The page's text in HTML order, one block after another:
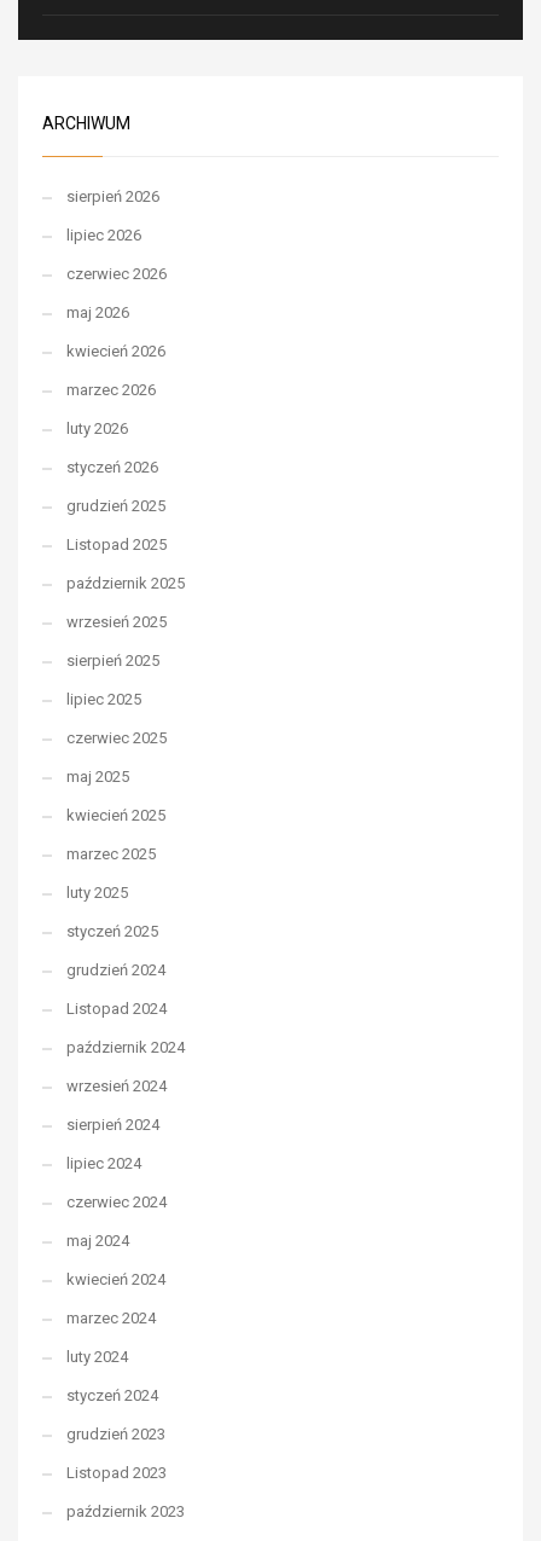
ARCHIWUM
sierpień 2026
lipiec 2026
czerwiec 2026
maj 2026
kwiecień 2026
marzec 2026
luty 2026
styczeń 2026
grudzień 2025
Listopad 2025
październik 2025
wrzesień 2025
sierpień 2025
lipiec 2025
czerwiec 2025
maj 2025
kwiecień 2025
marzec 2025
luty 2025
styczeń 2025
grudzień 2024
Listopad 2024
październik 2024
wrzesień 2024
sierpień 2024
lipiec 2024
czerwiec 2024
maj 2024
kwiecień 2024
marzec 2024
luty 2024
styczeń 2024
grudzień 2023
Listopad 2023
październik 2023